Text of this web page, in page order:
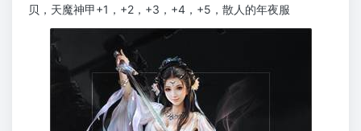
贝，天魔神甲+1，+2，+3，+4，+5，散人的年夜服